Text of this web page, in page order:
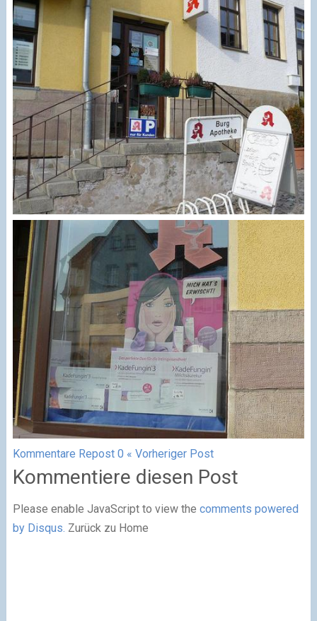
Kommentare Repost 0 « Vorheriger Post
Kommentiere diesen Post
Please enable JavaScript to view the comments powered
by Disqus. Zurück zu Home